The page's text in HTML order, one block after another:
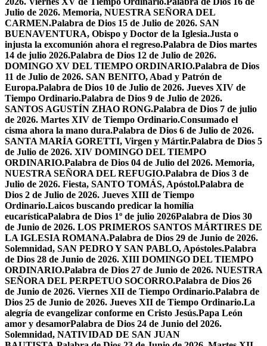
Julio de 2026. Memoria, NUESTRA SEÑORA DEL
CARMEN.Palabra de Dios 15 de Julio de 2026. SAN
BUENAVENTURA, Obispo y Doctor de la Iglesia.Justa o
injusta la excomunión ahora el regreso.Palabra de Dios martes
14 de julio 2026.Palabra de Dios 12 de Julio de 2026.
DOMINGO XV DEL TIEMPO ORDINARIO.Palabra de Dios
11 de Julio de 2026. SAN BENITO, Abad y Patrón de
Europa.Palabra de Dios 10 de Julio de 2026. Jueves XIV de
Tiempo Ordinario.Palabra de Dios 9 de Julio de 2026.
SANTOS AGUSTÍN ZHAO RONG.Palabra de Dios 7 de julio
de 2026. Martes XIV de Tiempo Ordinario.Consumado el
cisma ahora la mano dura.Palabra de Dios 6 de Julio de 2026.
SANTA MARÍA GORETTI, Virgen y Mártir.Palabra de Dios 5
de Julio de 2026. XIV DOMINGO DEL TIEMPO
ORDINARIO.Palabra de Dios 04 de Julio del 2026. Memoria,
NUESTRA SEÑORA DEL REFUGIO.Palabra de Dios 3 de
Julio de 2026. Fiesta, SANTO TOMÁS, Apóstol.Palabra de
Dios 2 de Julio de 2026. Jueves XIII de Tiempo
Ordinario.Laicos buscando predicar la homilía
eucarísticaPalabra de Dios 1º de julio 2026Palabra de Dios 30
de Junio de 2026. LOS PRIMEROS SANTOS MÁRTIRES DE
LA IGLESIA ROMANA.Palabra de Dios 29 de Junio de 2026.
Solemnidad, SAN PEDRO Y SAN PABLO, Apóstoles.Palabra
de Dios 28 de Junio de 2026. XIII DOMINGO DEL TIEMPO
ORDINARIO.Palabra de Dios 27 de Junio de 2026. NUESTRA
SEÑORA DEL PERPETUO SOCORRO.Palabra de Dios 26
de Junio de 2026. Viernes XII de Tiempo Ordinario.Palabra de
Dios 25 de Junio de 2026. Jueves XII de Tiempo Ordinario.La
alegría de evangelizar conforme en Cristo Jesús.Papa León
amor y desamorPalabra de Dios 24 de Junio del 2026.
Solemnidad, NATIVIDAD DE SAN JUAN